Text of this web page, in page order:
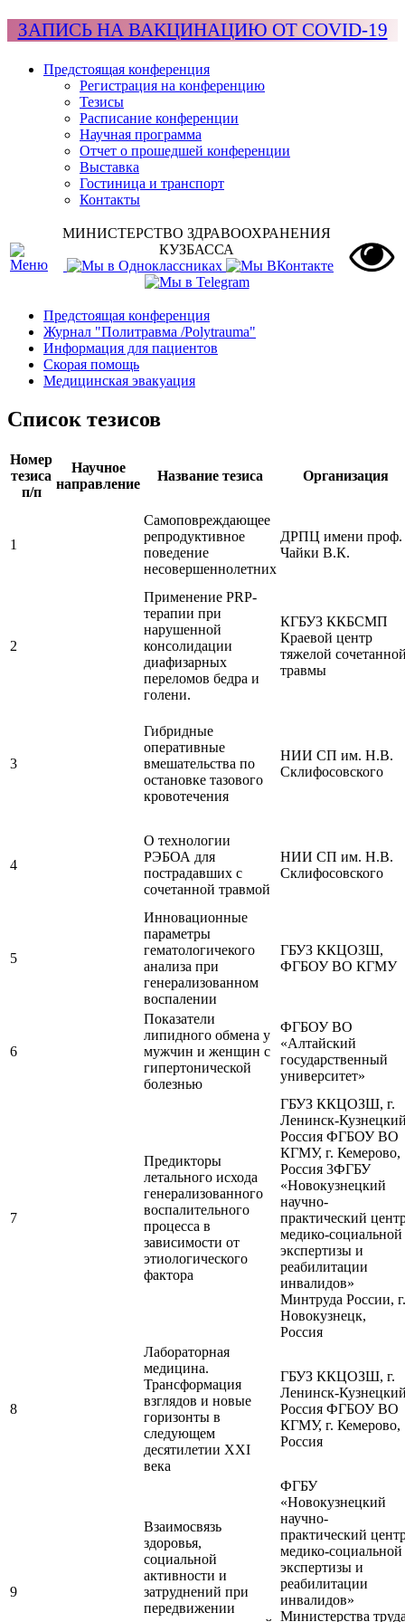
ЗАПИСЬ НА ВАКЦИНАЦИЮ ОТ COVID-19
Предстоящая конференция
Регистрация на конференцию
Тезисы
Расписание конференции
Научная программа
Отчет о прошедшей конференции
Выставка
Гостиница и транспорт
Контакты
МИНИСТЕРСТВО ЗДРАВООХРАНЕНИЯ
КУЗБАССА
Предстоящая конференция
Журнал "Политравма /Polytrauma"
Информация для пациентов
Скорая помощь
Медицинская эвакуация
Список тезисов
Номер
тезиса
п/п
Научное
направление
Название тезиса Организация
1
Самоповреждающее
репродуктивное
поведение
несовершеннолетних
ДРПЦ имени проф.
Чайки В.К.
2
Применение PRP-
терапии при
нарушенной
консолидации
диафизарных
переломов бедра и
голени.
КГБУЗ ККБСМП
Краевой центр
тяжелой
травмы
3
Гибридные
оперативные
вмешательства по
остановке тазового
кровотечения
НИИ СП им. Н.В.
Склифосовского
4
О технологии
РЭБОА для
пострадавших с
сочетанной травмой
НИИ СП им. Н.В.
Склифосовского
5
Инновационные
параметры
гематологичекого
анализа при
генерализованном
воспалении
ГБУЗ ККЦОЗШ,
ФГБОУ ВО КГМУ
6
Показатели
липидного обмена у
мужчин и женщин с
гипертонической
болезнью
ФГБОУ ВО
«Алтайский
государственный
университет»
7
Предикторы
летального исхода
генерализованного
воспалительного
процесса в
зависимости от
этиологического
фактора
ГБУЗ ККЦОЗШ, г.
Ленинск-
Россия ФГБОУ ВО
КГМУ, г. Кемерово,
Россия 3ФГБУ
«Новокузнецкий
научно-
практический
медико-социальной
экспертизы и
реабилитации
инвалидов»
Минтруда России, г.
Новокузнецк,
Россия
8
Лабораторная
медицина.
Трансформация
взглядов и новые
горизонты в
следующем
десятилетии XXI
века
ГБУЗ ККЦОЗШ, г.
Ленинск-
Россия ФГБОУ ВО
КГМУ, г. Кемерово,
Россия
9
Взаимосвязь
здоровья,
социальной
активности и
затруднений при
передвижении
ФГБУ
«Новокузнецкий
научно-
практический
медико-социальной
экспертизы и
реабилитации
инвалидов»
Министерства